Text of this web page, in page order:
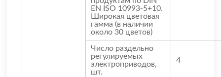
EN ISO 10993-5+10.
Широкая цветовая
гамма (в наличии
около 30 цветов)
Число раздельно
регулируемых
электроприводов,
шт.
4